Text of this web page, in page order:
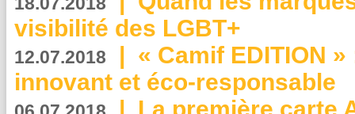
visibilité des LGBT+
12.07.2018 | « Camif EDITION
innovant et éco-responsable